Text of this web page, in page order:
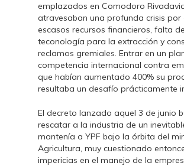
emplazados en Comodoro
atravesaban una profunda crisis por
escasos recursos financieros, falta de
teconología para la extracción y
reclamos gremiales. Entrar en un
competencia internacional contra
que habían aumentado 400% su
resultaba un desafío prácticamente
El decreto lanzado aquel 3 de junio
rescatar a la industria de un
mantenía a YPF bajo la órbita del
Agricultura, muy cuestionado
impericias en el manejo de la